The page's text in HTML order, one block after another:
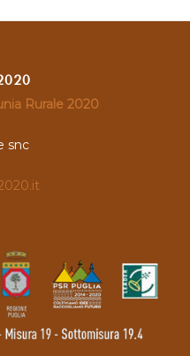
Rurale 2020
snc